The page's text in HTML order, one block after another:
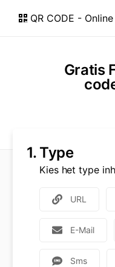
QR CODE - Online
Gratis
1. Type
Kies het type
URL
E-Mail
Sms